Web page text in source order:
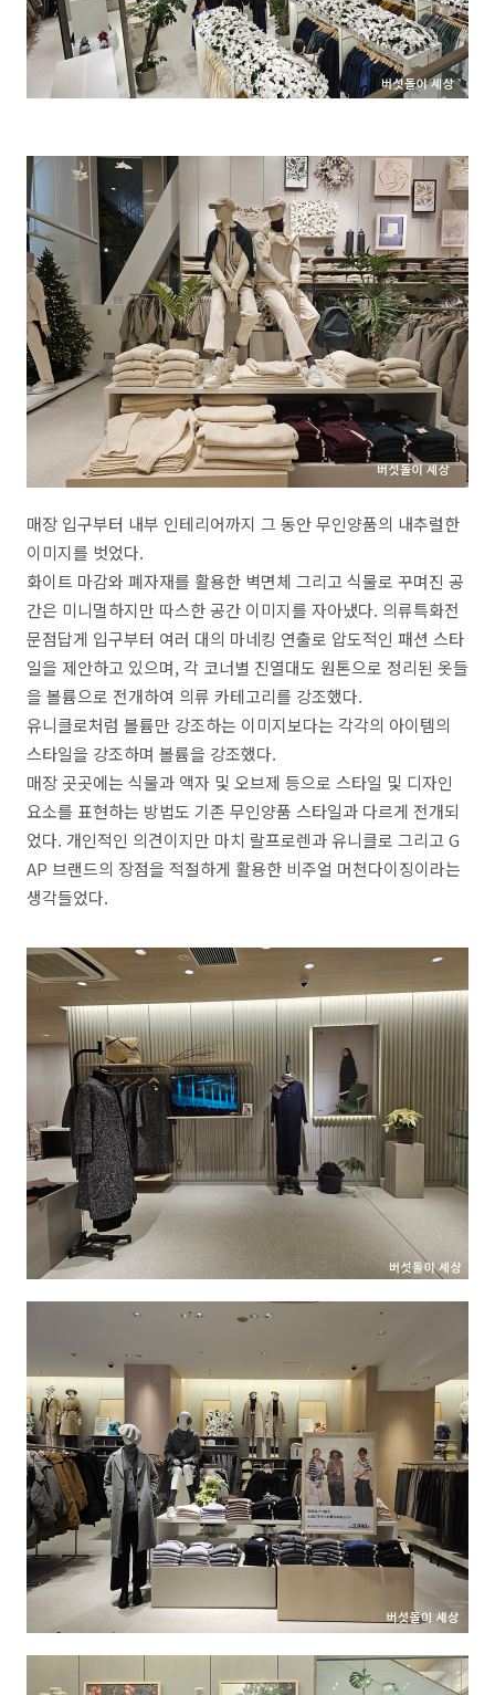
매장 입구부터 내부 인테리어까지 그 동안 무인양품의 내추럴한
이미지를 벗었다.
화이트 마감와 폐자재를 활용한 벽면체 그리고 식물로 꾸며진 공
간은 미니멀하지만 따스한 공간 이미지를 자아냈다. 의류특화전
문점답게 입구부터 여러 대의 마네킹 연출로 압도적인 패션 스타
일을 제안하고 있으며, 각 코너별 진열대도 원톤으로 정리된 옷들
을 볼륨으로 전개하여 의류 카테고리를 강조했다.
유니클로처럼 볼륨만 강조하는 이미지보다는 각각의 아이템의
스타일을 강조하며 볼륨을 강조했다.
매장 곳곳에는 식물과 액자 및 오브제 등으로 스타일 및 디자인
요소를 표현하는 방법도 기존 무인양품 스타일과 다르게 전개되
었다. 개인적인 의견이지만 마치 랄프로렌과 유니클로 그리고G
AP 브랜드의 장점을 적절하게 활용한 비주얼 머천다이징이라는
생각들었다.